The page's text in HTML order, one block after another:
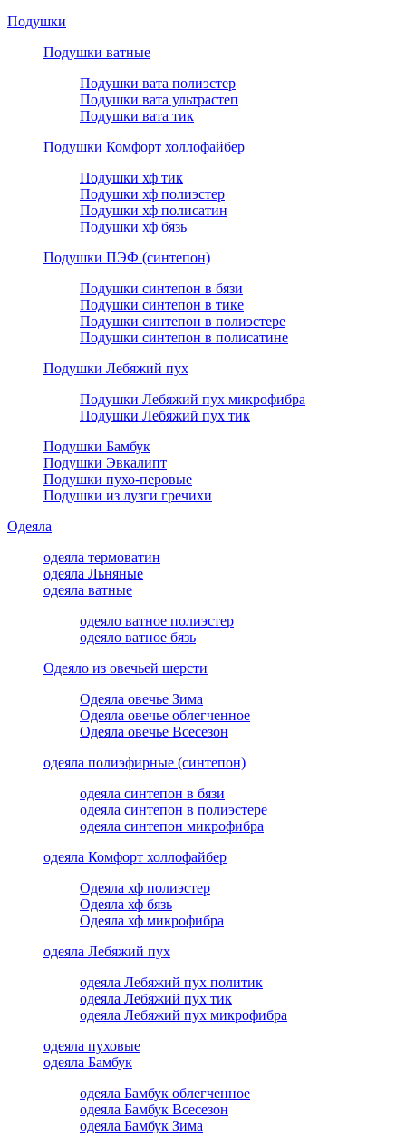
Подушки
Подушки ватные
Подушки вата полиэстер
Подушки вата ультрастеп
Подушки вата тик
Подушки Комфорт холлофайбер
Подушки хф тик
Подушки хф полиэстер
Подушки хф полисатин
Подушки хф бязь
Подушки ПЭФ (синтепон)
Подушки синтепон в бязи
Подушки синтепон в тике
Подушки синтепон в полиэстере
Подушки синтепон в полисатине
Подушки Лебяжий пух
Подушки Лебяжий пух микрофибра
Подушки Лебяжий пух тик
Подушки Бамбук
Подушки Эвкалипт
Подушки пухо-перовые
Подушки из лузги гречихи
Одеяла
одеяла термоватин
одеяла Льняные
одеяла ватные
одеяло ватное полиэстер
одеяло ватное бязь
Одеяло из овечьей шерсти
Одеяла овечье Зима
Одеяла овечье облегченное
Одеяла овечье Всесезон
одеяла полиэфирные (синтепон)
одеяла синтепон в бязи
одеяла синтепон в полиэстере
одеяла синтепон микрофибра
одеяла Комфорт холлофайбер
Одеяла хф полиэстер
Одеяла хф бязь
Одеяла хф микрофибра
одеяла Лебяжий пух
одеяла Лебяжий пух политик
одеяла Лебяжий пух тик
одеяла Лебяжий пух микрофибра
одеяла пуховые
одеяла Бамбук
одеяла Бамбук облегченное
одеяла Бамбук Всесезон
одеяла Бамбук Зима